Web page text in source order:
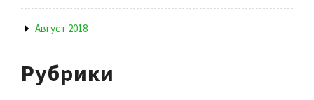
Август 2018
Рубрики